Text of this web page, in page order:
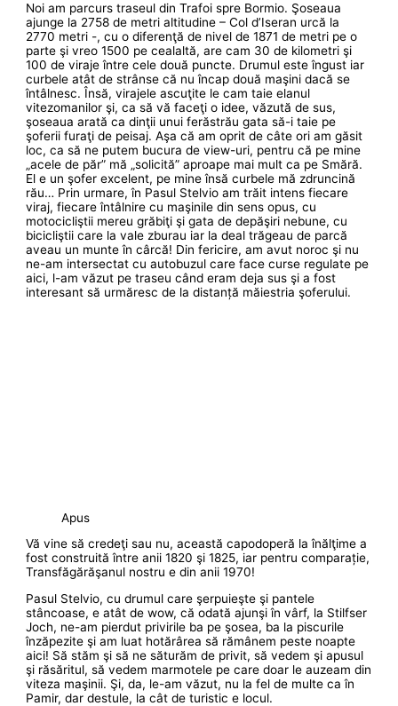
Noi am parcurs traseul din Trafoi spre Bormio. Şoseaua
ajunge la 2758 de metri altitudine – Col d’Iseran urcă la
2770 metri -, cu o diferenţă de nivel de 1871 de metri pe o
parte şi vreo 1500 pe cealaltă, are cam 30 de kilometri şi
100 de viraje între cele două puncte. Drumul este îngust iar
curbele atât de strânse că nu încap două maşini dacă se
întâlnesc. Însă, virajele ascuţite le cam taie elanul
vitezomanilor şi, ca să vă faceţi o idee, văzută de sus,
şoseaua arată ca dinţii unui ferăstrău gata să-i taie pe
şoferii furaţi de peisaj. Aşa că am oprit de câte ori am găsit
loc, ca să ne putem bucura de view-uri, pentru că pe mine
„acele de păr” mă „solicită” aproape mai mult ca pe Smără.
El e un şofer excelent, pe mine însă curbele mă zdruncină
rău… Prin urmare, în Pasul Stelvio am trăit intens fiecare
viraj, fiecare întâlnire cu maşinile din sens opus, cu
motocicliştii mereu grăbiţi şi gata de depăşiri nebune, cu
bicicliştii care la vale zburau iar la deal trăgeau de parcă
aveau un munte în cârcă! Din fericire, am avut noroc şi nu
ne-am intersectat cu autobuzul care face curse regulate pe
aici, l-am văzut pe traseu când eram deja sus şi a fost
interesant să urmăresc de la distanță măiestria şoferului.
Apus
Vă vine să credeţi sau nu, această capodoperă la înălţime a
fost construită între anii 1820 şi 1825, iar pentru comparație,
Transfăgărăşanul nostru e din anii 1970!
Pasul Stelvio, cu drumul care şerpuieşte şi pantele
stâncoase, e atât de wow, că odată ajunşi în vârf, la Stilfser
Joch, ne-am pierdut privirile ba pe şosea, ba la piscurile
înzăpezite şi am luat hotărârea să rămânem peste noapte
aici! Să stăm şi să ne săturăm de privit, să vedem şi apusul
şi răsăritul, să vedem marmotele pe care doar le auzeam din
viteza maşinii. Şi, da, le-am văzut, nu la fel de multe ca în
Pamir, dar destule, la cât de turistic e locul.